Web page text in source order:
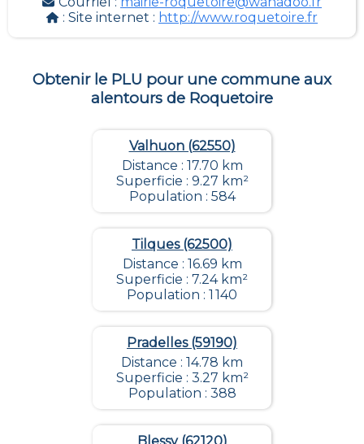
: Site internet : http://www.roquetoire.fr
Obtenir le PLU pour une commune aux
alentours de Roquetoire
Valhuon (62550)
Distance : 17.70 km
Superficie : 9.27 km²
Population : 584
Tilques (62500)
Distance : 16.69 km
Superficie : 7.24 km²
Population : 1 140
Pradelles (59190)
Distance : 14.78 km
Superficie : 3.27 km²
Population : 388